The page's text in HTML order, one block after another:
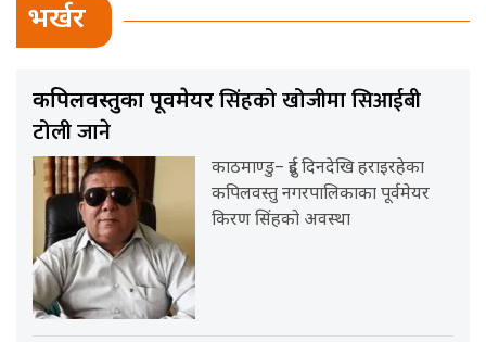
भर्खर
कपिलवस्तुका पूर्वमेयरसिंहको खोजीमा सिआईबी
टोली जाने
काठमाण्डु– दुई दिनदेखि हराइरहेका
कपिलवस्तु नगरपालिकाका पूर्वमेयर
किरण सिंहको अवस्था